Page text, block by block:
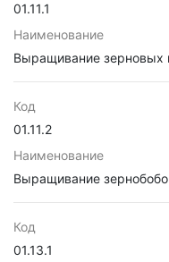
01.11.1
Наименование
Выращивание зерновых
Код
01.11.2
Наименование
Выращивание
Код
01.13.1